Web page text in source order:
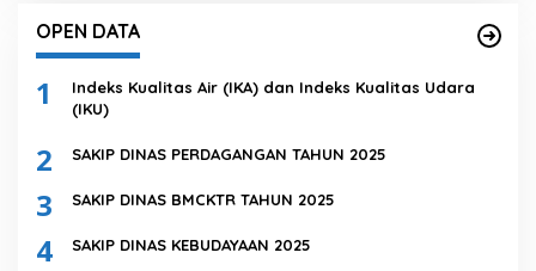
OPEN DATA
1
Indeks Kualitas Air (IKA) dan Indeks Kualitas Udara
(IKU)
2 SAKIP DINAS PERDAGANGAN TAHUN 2025
3 SAKIP DINAS BMCKTR TAHUN 2025
4 SAKIP DINAS KEBUDAYAAN 2025